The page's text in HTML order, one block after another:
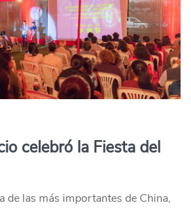
celebró la Fiesta del
de las más importantes de China,